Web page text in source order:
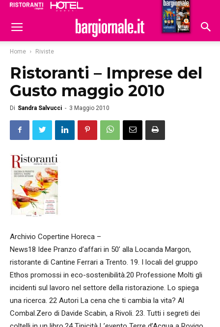
Hoteldomani
Home Riviste
Ristoranti – Imprese del
Gusto maggio 2010
Di Sandra Salvucci - 3 Maggio 2010
Archivio Copertine Horeca –
News18 Idee Pranzo d’affari in 50’ alla Locanda Margon,
ristorante di Cantine Ferrari a Trento. 19. I locali del gruppo
Ethos promossi in eco-sostenibilità.20 Professione Molti gli
incidenti sul lavoro nel settore della ristorazione. Lo spiega
una ricerca. 22 Autori La cena che ti cambia la vita? Al
Combal.Zero di Davide Scabin, a Rivoli. 23. Tutti i segreti dei